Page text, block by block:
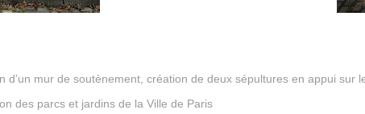
d’un mur de soutènement, création de deux sépultures en appui sur
des parcs et jardins de la Ville de Paris